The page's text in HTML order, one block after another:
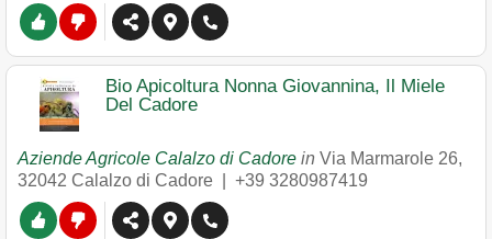
Bio Apicoltura Nonna Giovannina, Il Miele
Del Cadore
Aziende Agricole Calalzo di Cadore in Via Marmarole 26,
32042 Calalzo di Cadore +39 3280987419